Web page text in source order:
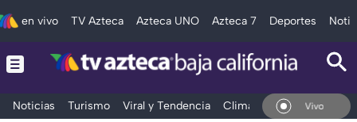
en vivo TV Azteca Azteca UNO Azteca 7 Deportes
Noticias Turismo Viral y Tendencia Clima Deportes
En Vivo